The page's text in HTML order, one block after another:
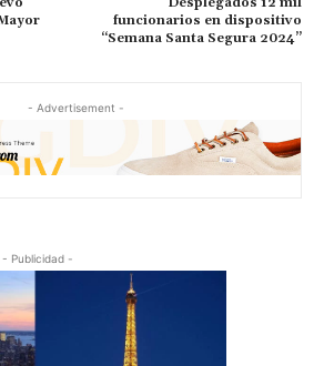
funcionarios en dispositivo
“Semana Santa Segura 2024”
- Advertisement -
- Publicidad -